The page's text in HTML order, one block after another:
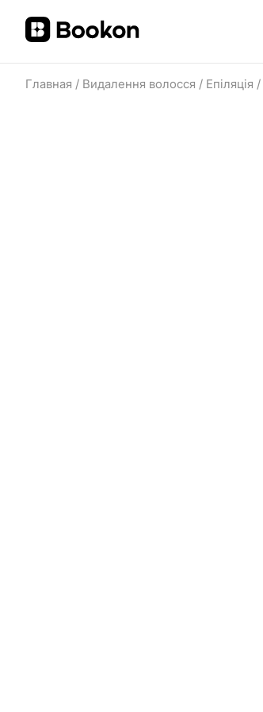
Главная / Видалення волосся / Епіляція /